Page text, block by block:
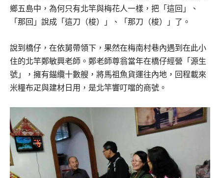
鄉五島中，為何只有北竿與梅花人一樣，把「這回」、
「那回」說成「這刀（梭）」、「那刀（梭）」了。
說到橋仔，在依舅帶領下，果然在梅南村巷內遇到在此小
住的北竿鄭敏興老師。鄭老師尊翁當年在橋仔經營「源生
號」，擁有錨纜十數艘，將馬祖魚貨運往內地，回程載來
米糧布疋與建材日用，是北竿響叮噹的商號。